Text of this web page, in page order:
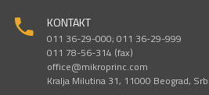
KONTAKT
011 36-29-000; 011 36-29-999
011 78-56-314 (fax)
office@mikroprinc.com
Kralja Milutina 31, 11000 Beograd,